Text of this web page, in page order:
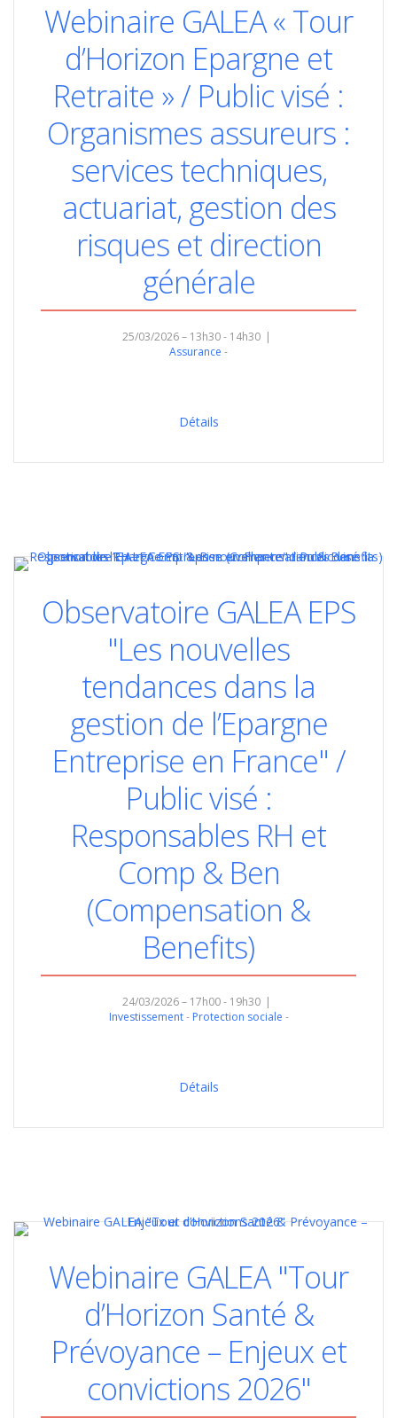
Webinaire GALEA « Tour
d’Horizon Epargne et
Retraite » / Public visé :
Organismes assureurs :
services techniques,
actuariat, gestion des
risques et direction
générale
25/03/2026 – 13h30 - 14h30
Assurance
Détails
Observatoire GALEA EPS
"Les nouvelles
tendances dans la
gestion de l’Epargne
Entreprise en France" /
Public visé :
Responsables RH et
Comp & Ben
(Compensation &
Benefits)
24/03/2026 – 17h00 - 19h30
Investissement
Protection sociale
Détails
Webinaire GALEA "Tour
d’Horizon Santé &
Prévoyance – Enjeux et
convictions 2026"